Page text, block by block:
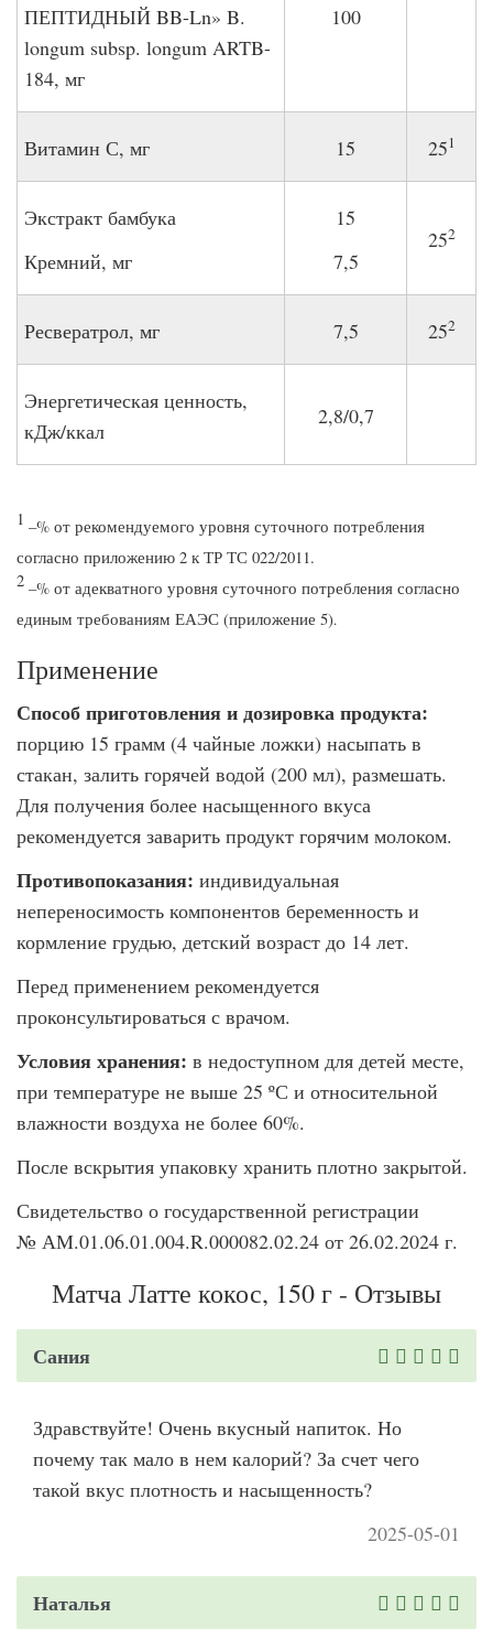
ПЕПТИДНЫЙ BB-Ln» B.
longum subsp. longum ARTB-
184, мг
100
Витамин С, мг 15 251
Экстракт бамбука
Кремний, мг
15
7,5
252
Ресвератрол, мг 7,5 252
Энергетическая ценность,
кДж/ккал
2,8/0,7
1 –% от рекомендуемого уровня суточного потребления
согласно приложению 2 к ТР ТС 022/2011.
2 –% от адекватного уровня суточного потребления согласно
единым требованиям ЕАЭС (приложение 5).
Применение
Способ приготовления и дозировка продукта:
порцию 15 грамм (4 чайные ложки) насыпать в
стакан, залить горячей водой (200 мл), размешать.
Для получения более насыщенного вкуса
рекомендуется заварить продукт горячим молоком.
Противопоказания: индивидуальная
непереносимость компонентов беременность и
кормление грудью, детский возраст до 14 лет.
Перед применением рекомендуется
проконсультироваться с врачом.
Условия хранения: в недоступном для детей месте,
при температуре не выше 25 ºС и относительной
влажности воздуха не более 60%.
После вскрытия упаковку хранить плотно закрытой.
Свидетельство о государственной регистрации
№ АМ.01.06.01.004.R.000082.02.24 от 26.02.2024 г.
Матча Латте кокос, 150 г - Отзывы
Сания
Здравствуйте! Очень вкусный напиток. Но
почему так мало в нем калорий? За счет чего
такой вкус плотность и насыщенность?
2025-05-01
Наталья